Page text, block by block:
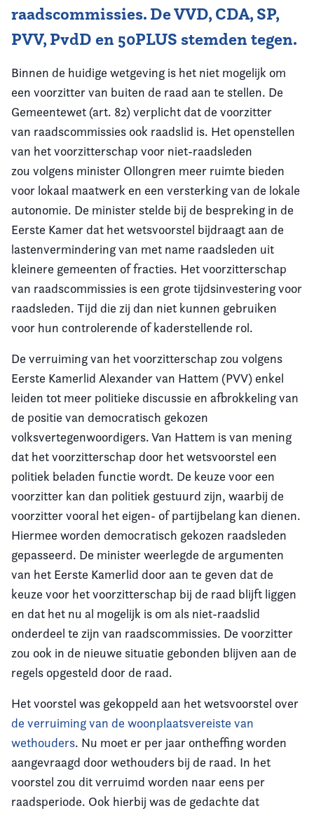
raadscommissies. De VVD, CDA, SP,
PVV, PvdD en 50PLUS stemden tegen.
Binnen de huidige wetgeving is het niet mogelijk om
een voorzitter van buiten de raad aan te stellen. De
Gemeentewet (art. 82) verplicht dat de voorzitter
van raadscommissies ook raadslid is. Het openstellen
van het voorzitterschap voor niet-raadsleden
zou volgens minister Ollongren meer ruimte bieden
voor lokaal maatwerk en een versterking van de lokale
autonomie. De minister stelde bij de bespreking in de
Eerste Kamer dat het wetsvoorstel bijdraagt aan de
lastenvermindering van met name raadsleden uit
kleinere gemeenten of fracties. Het voorzitterschap
van raadscommissies is een grote tijdsinvestering voor
raadsleden. Tijd die zij dan niet kunnen gebruiken
voor hun controlerende of kaderstellende rol.
De verruiming van het voorzitterschap zou volgens
Eerste Kamerlid Alexander van Hattem (PVV) enkel
leiden tot meer politieke discussie en afbrokkeling van
de positie van democratisch gekozen
volksvertegenwoordigers. Van Hattem is van mening
dat het voorzitterschap door het wetsvoorstel een
politiek beladen functie wordt. De keuze voor een
voorzitter kan dan politiek gestuurd zijn, waarbij de
voorzitter vooral het eigen- of partijbelang kan dienen.
Hiermee worden democratisch gekozen raadsleden
gepasseerd. De minister weerlegde de argumenten
van het Eerste Kamerlid door aan te geven dat de
keuze voor het voorzitterschap bij de raad blijft liggen
en dat het nu al mogelijk is om als niet-raadslid
onderdeel te zijn van raadscommissies. De voorzitter
zou ook in de nieuwe situatie gebonden blijven aan de
regels opgesteld door de raad.
Het voorstel was gekoppeld aan het wetsvoorstel over
de verruiming van de woonplaatsvereiste van
wethouders. Nu moet er per jaar ontheffing worden
aangevraagd door wethouders bij de raad. In het
voorstel zou dit verruimd worden naar eens per
raadsperiode. Ook hierbij was de gedachte dat